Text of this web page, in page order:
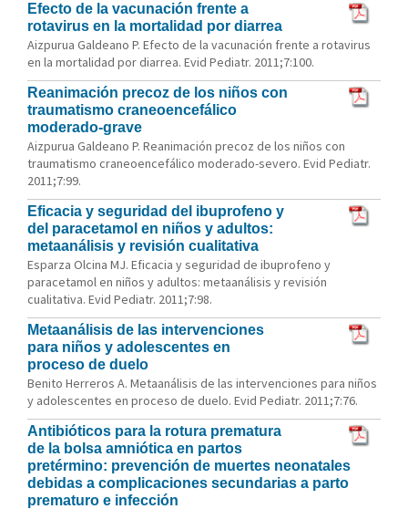
Efecto de la vacunación frente a
rotavirus en la mortalidad por diarrea
Aizpurua Galdeano P. Efecto de la vacunación frente a rotavirus
en la mortalidad por diarrea. Evid Pediatr. 2011;7:100.
Reanimación precoz de los niños con
traumatismo craneoencefálico
moderado-grave
Aizpurua Galdeano P. Reanimación precoz de los niños con
traumatismo craneoencefálico moderado-severo. Evid Pediatr.
2011;7:99.
Eficacia y seguridad del ibuprofeno y
del paracetamol en niños y adultos:
metaanálisis y revisión cualitativa
Esparza Olcina MJ. Eficacia y seguridad de ibuprofeno y
paracetamol en niños y adultos: metaanálisis y revisión
cualitativa. Evid Pediatr. 2011;7:98.
Metaanálisis de las intervenciones
para niños y adolescentes en
proceso de duelo
Benito Herreros A. Metaanálisis de las intervenciones para niños
y adolescentes en proceso de duelo. Evid Pediatr. 2011;7:76.
Antibióticos para la rotura prematura
de la bolsa amniótica en partos
pretérmino: prevención de muertes neonatales
debidas a complicaciones secundarias a parto
prematuro e infección